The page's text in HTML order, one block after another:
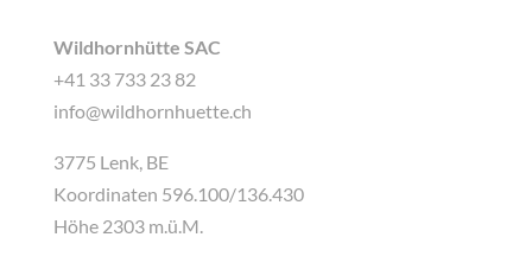
Wildhornhütte SAC
+41 33 733 23 82
info@wildhornhuette.ch
3775 Lenk, BE
Koordinaten 596.100/136.430
Höhe 2303 m.ü.M.